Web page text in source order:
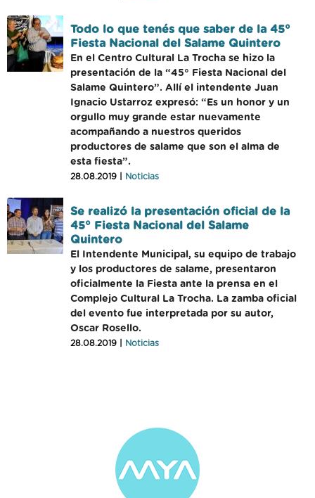
Todo lo que tenés que saber de la 45°
Fiesta Nacional del Salame Quintero
En el Centro Cultural La Trocha se hizo la
presentación de la “45° Fiesta Nacional del
Salame Quintero”. Allí el intendente Juan
Ignacio Ustarroz expresó: “Es un honor y un
orgullo muy grande estar nuevamente
acompañando a nuestros queridos
productores de salame que son el alma de
esta fiesta”.
28.08.2019 | Noticias
Se realizó la presentación oficial de la
45° Fiesta Nacional del Salame
Quintero
El Intendente Municipal, su equipo de trabajo
y los productores de salame, presentaron
oficialmente la Fiesta ante la prensa en el
Complejo Cultural La Trocha. La zamba oficial
del evento fue interpretada por su autor,
Oscar Rosello.
28.08.2019 | Noticias